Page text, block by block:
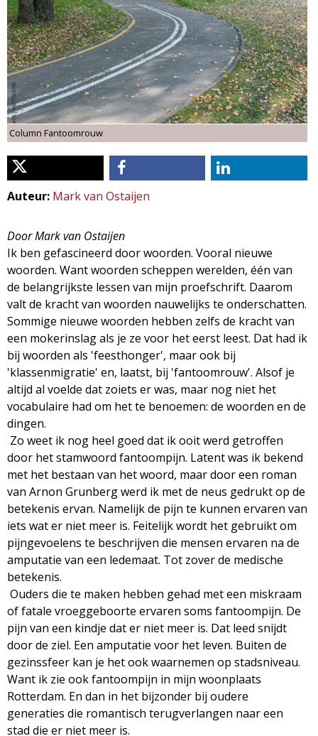
i
o
l
o
g
i
e
M
a
g
a
z
i
n
e
d
m
e
n
u
Column Fantoomrouw
Auteur: Mark van Ostaijen
Door Mark van Ostaijen
Ik ben gefascineerd door woorden. Vooral nieuwe
woorden. Want woorden scheppen werelden, één van
de belangrijkste lessen van mijn proefschrift. Daarom
valt de kracht van woorden nauwelijks te onderschatten.
Sommige nieuwe woorden hebben zelfs de kracht van
een mokerinslag als je ze voor het eerst leest. Dat had ik
bij woorden als 'feesthonger', maar ook bij
'klassenmigratie' en, laatst, bij 'fantoomrouw'. Alsof je
altijd al voelde dat zoiets er was, maar nog niet het
vocabulaire had om het te benoemen: de woorden en de
dingen.
Zo weet ik nog heel goed dat ik ooit werd getroffen
door het stamwoord fantoompijn. Latent was ik bekend
met het bestaan van het woord, maar door een roman
van Arnon Grunberg werd ik met de neus gedrukt op de
betekenis ervan. Namelijk de pijn te kunnen ervaren van
iets wat er niet meer is. Feitelijk wordt het gebruikt om
pijngevoelens te beschrijven die mensen ervaren na de
amputatie van een ledemaat. Tot zover de medische
betekenis.
Ouders die te maken hebben gehad met een miskraam
of fatale vroeggeboorte ervaren soms fantoompijn. De
pijn van een kindje dat er niet meer is. Dat leed snijdt
door de ziel. Een amputatie voor het leven. Buiten de
gezinssfeer kan je het ook waarnemen op stadsniveau.
Want ik zie ook fantoompijn in mijn woonplaats
Rotterdam. En dan in het bijzonder bij oudere
generaties die romantisch terugverlangen naar een
stad die er niet meer is.